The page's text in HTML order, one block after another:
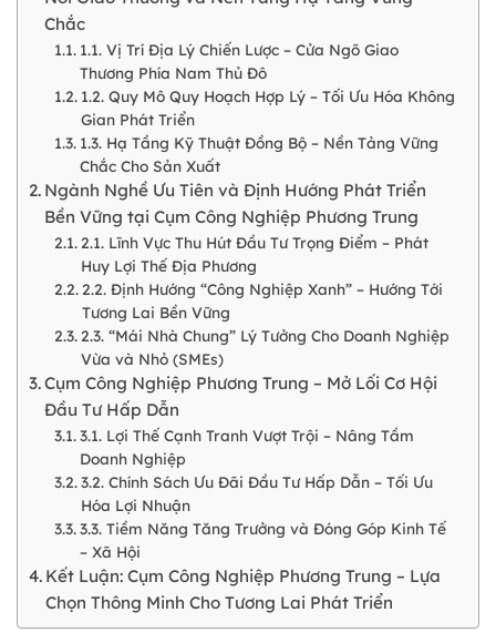
Chắc
1.1. Vị Trí Địa Lý Chiến Lược – Cửa Ngõ Giao
Thương Phía Nam Thủ Đô
1.2. Quy Mô Quy Hoạch Hợp Lý – Tối Ưu Hóa Không
Gian Phát Triển
1.3. Hạ Tầng Kỹ Thuật Đồng Bộ – Nền Tảng Vững
Chắc Cho Sản Xuất
Ngành Nghề Ưu Tiên và Định Hướng Phát Triển
Bền Vững tại Cụm Công Nghiệp Phương Trung
2.1. Lĩnh Vực Thu Hút Đầu Tư Trọng Điểm – Phát
Huy Lợi Thế Địa Phương
2.2. Định Hướng “Công Nghiệp Xanh” – Hướng Tới
Tương Lai Bền Vững
2.3. “Mái Nhà Chung” Lý Tưởng Cho Doanh Nghiệp
Vừa và Nhỏ (SMEs)
Cụm Công Nghiệp Phương Trung – Mở Lối Cơ Hội
Đầu Tư Hấp Dẫn
3.1. Lợi Thế Cạnh Tranh Vượt Trội – Nâng Tầm
Doanh Nghiệp
3.2. Chính Sách Ưu Đãi Đầu Tư Hấp Dẫn – Tối Ưu
Hóa Lợi Nhuận
3.3. Tiềm Năng Tăng Trưởng và Đóng Góp Kinh Tế
– Xã Hội
Kết Luận: Cụm Công Nghiệp Phương Trung – Lựa
Chọn Thông Minh Cho Tương Lai Phát Triển